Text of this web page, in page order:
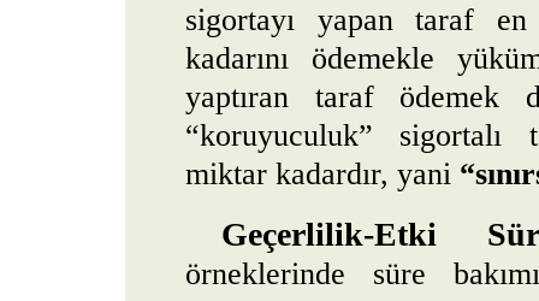
sigortayı yapan taraf
kadarını ödemekle
yaptıran taraf ödemek
“koruyuculuk” sigortalı
miktar kadardır, yani
Geçerlilik-Etki
örneklerinde süre